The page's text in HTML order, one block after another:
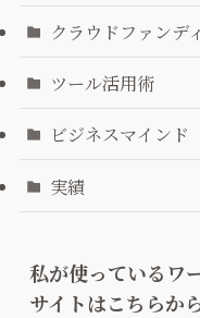
クラウドファンデ
ツール活用術
ビジネスマインド
実績
私が使っているワ
サイトはこちらか